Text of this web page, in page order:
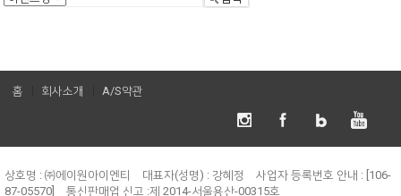
홈 회사소개 A/S약관
상호명 : ㈜에이원아이엔티 대표자(성명) : 강혜정
사업자 등록번호 안내 : [106-
87-05570]
통신판매업 신고 :제 2014-서울용산-00315호